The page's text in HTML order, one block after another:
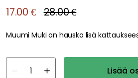
17.00 € 28.00 €
Muumi Muki on hauska lisä
Lisää